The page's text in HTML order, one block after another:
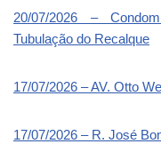
20/07/2026 –
Tubulação do Recalque
17/07/2026 – AV. Otto
17/07/2026 – R. José